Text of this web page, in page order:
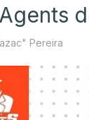
Pereira